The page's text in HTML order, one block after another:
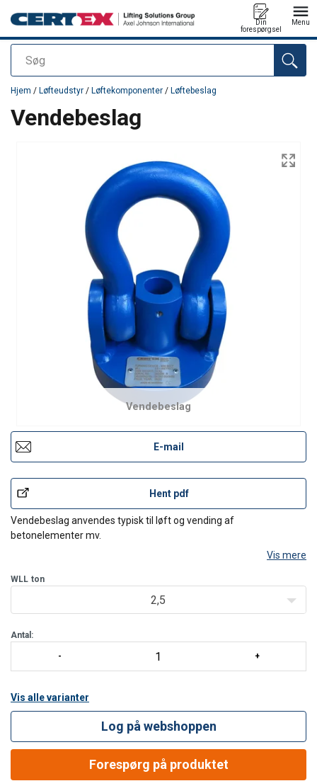
Søg
Din
forespørgsel
Menu
Produktet blev tilføjet til din forespørgsel
Hjem / Løfteudstyr / Løftekomponenter / Løftebeslag
Vendebeslag
Vendebeslag
E-mail
Hent pdf
Vendebeslag anvendes typisk til løft og vending af
betonelementer mv.
Vis mere
WLL ton
2,5
Antal:
Vis alle varianter
Log på webshoppen
Forespørg på produktet